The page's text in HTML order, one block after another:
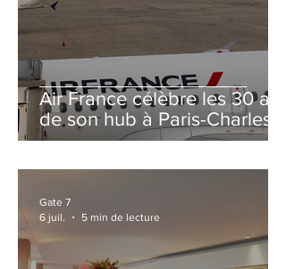
Air France célèbre les 30 ans
de son hub à Paris-Charles
de Gaulle
Gate 7
6 juil.
5 min de lecture